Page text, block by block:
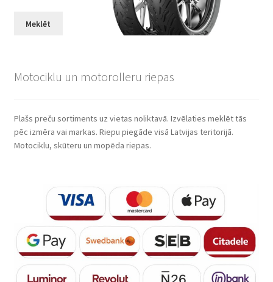
Meklēt
Motociklu un motorolleru riepas
Plašs preču sortiments uz vietas noliktavā. Izvēlaties meklēt tās
pēc izmēra vai markas. Riepu piegāde visā Latvijas teritorijā.
Motociklu, skūteru un mopēda riepas.